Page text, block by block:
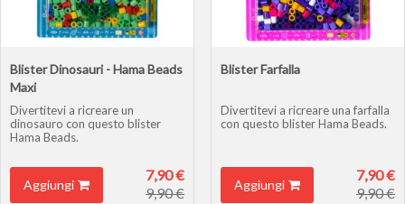
Blister Dinosauri - Hama Beads
Maxi
Divertitevi a ricreare un
dinosauro con questo blister
Hama Beads.
Aggiungi
7,90 €
9,90 €
Blister Farfalla
Divertitevi a ricreare una farfalla
con questo blister Hama Beads.
Aggiungi
7,90 €
9,90 €